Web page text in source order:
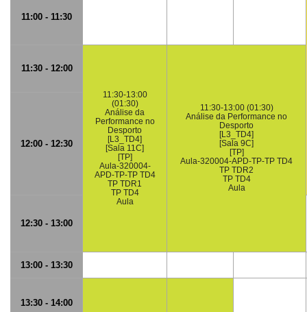
11:00 - 11:30
11:30 - 12:00
11:30-13:00
(01:30)
Análise da
Performance no
Desporto
[L3_TD4]
[Sala 11C]
[TP]
Aula-320004-
APD-TP-TP TD4
TP TDR1
TP TD4
Aula
11:30-13:00 (01:30)
Análise da Performance no
Desporto
[L3_TD4]
[Sala 9C]
[TP]
Aula-320004-APD-TP-TP TD4
TP TDR2
TP TD4
Aula
12:00 - 12:30
12:30 - 13:00
13:00 - 13:30
13:30 - 14:00